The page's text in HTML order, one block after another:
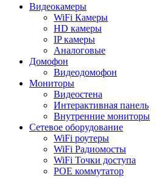
Видеокамеры
WiFi Камеры
HD камеры
IP камеры
Аналоговые
Домофон
Видеодомофон
Мониторы
Видеостена
Интерактивная панель
Внутренние мониторы
Сетевое оборудование
WiFi роутеры
WiFi Радиомосты
WiFi Точки доступа
POE коммутатор